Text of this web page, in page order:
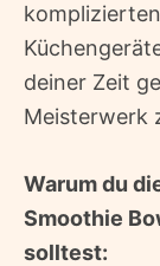
deiner Zeit
Meisterwerk
Warum du
Smoothie
solltest: